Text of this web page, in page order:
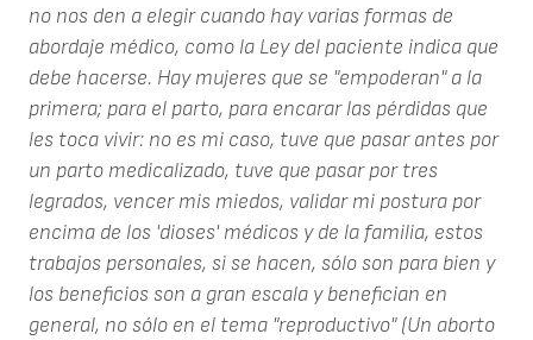
no nos den a elegir cuando hay varias formas de
abordaje médico, como la Ley del paciente indica que
debe hacerse. Hay mujeres que se "empoderan" a la
primera; para el parto, para encarar las pérdidas que
les toca vivir: no es mi caso, tuve que pasar antes por
un parto medicalizado, tuve que pasar por tres
legrados, vencer mis miedos, validar mi postura por
encima de los 'dioses' médicos y de la familia, estos
trabajos personales, si se hacen, sólo son para bien y
los beneficios son a gran escala y benefician en
general, no sólo en el tema "reproductivo" (Un aborto